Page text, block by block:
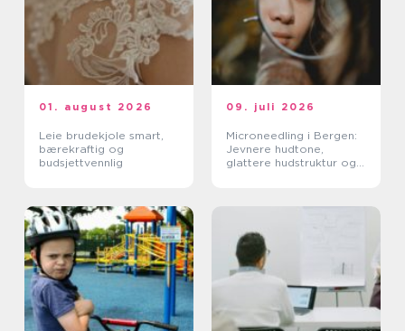
01. august 2026
Leie brudekjole smart,
bærekraftig og
budsjettvennlig
09. juli 2026
Microneedling i Bergen:
Jevnere hudtone,
glattere hudstruktur og